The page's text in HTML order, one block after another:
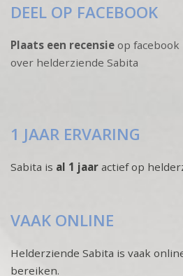
DEEL OP FACEBOOK
Plaats een recensie op facebook
over helderziende Sabita
1 JAAR ERVARING
Sabita is al 1 jaar actief op
VAAK ONLINE
Helderziende Sabita is vaak
bereiken.